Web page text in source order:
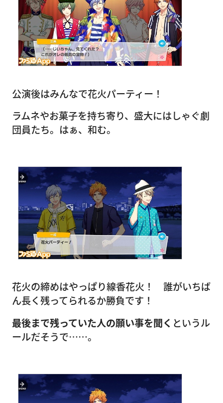
公演後はみんなで花火パーティー！
ラムネやお菓子を持ち寄り、盛大にはしゃぐ劇
団員たち。はぁ、和む。
花火の締めはやっぱり線香花火！ 誰がいちば
ん長く残ってられるか勝負です！
最後まで残っていた人の願い事を聞く というル
ールだそうで……。